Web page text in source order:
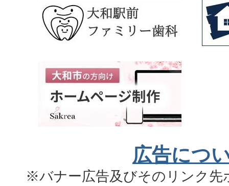
広告につ
※バナー広告及びそのリンク先